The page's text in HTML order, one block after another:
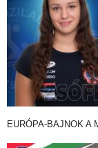
EURÓPA-BAJNOK A